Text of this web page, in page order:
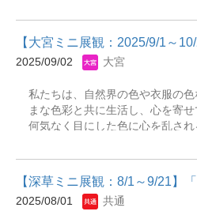
『お経で読む仏教』 釈徹宗著.
2021. -- (教養・文化シリーズ
きほん).『ここちよさの建築』
NHK出版, 2023. -- (NHK出版学び
ジュペリ』 水本弘文著. -- NHK
(NHK「100分de名著」ブックス).
「思考力」の身につけ方 : ことば
2024. -- (ちくまQブックス).『パ
イタリア史』 池上俊一著. -- ...
作品を中心に取り上げてみまし
も翻訳者によって表現がどう違
べたり、日本の小説が外国語で
いるかを見たりすることで、翻訳
という職業にも興味を持ってもら
になれば嬉しいです。 展示期間
日(月)～2025年10月31日(金)
テ=クリスト伯』 アレクサンド
; 前山悠訳 ; 1. -- 光文社, 2025『
兄弟』 ドストエフスキー著 ; 亀
5. -- 光文社, 2006『若草物語』
2025/09/02 大宮
私たちは、自然界の色や衣服の
まな色彩と共に生活し、心を寄せ
何気なく目にした色に心を乱され
あります。今回の展示では、色
用だけでなく、文化的・芸術的な
や国境を越えて幅広くご紹介しま
に、私たちが色に惹かれる意味に
2025/08/01 共通